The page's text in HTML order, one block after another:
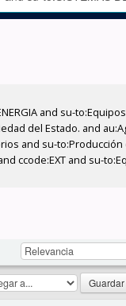
and su-
del Estado. and
and su-
ccode:EXT and su-